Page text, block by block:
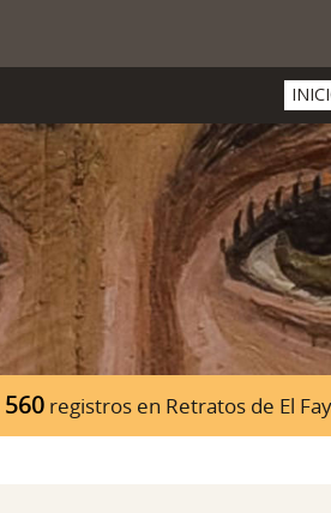
560 registros en Retratos de El